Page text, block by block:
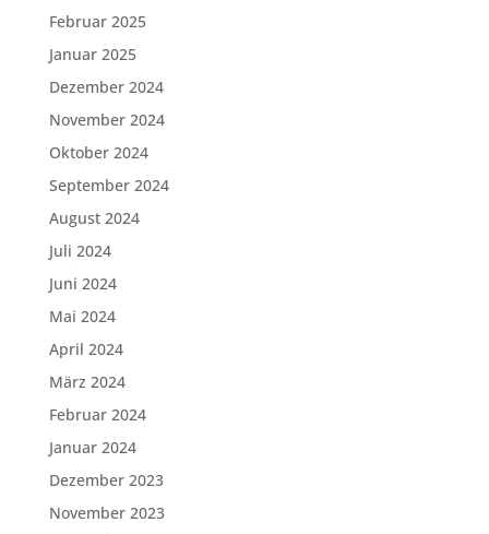
Februar 2025
Januar 2025
Dezember 2024
November 2024
Oktober 2024
September 2024
August 2024
Juli 2024
Juni 2024
Mai 2024
April 2024
März 2024
Februar 2024
Januar 2024
Dezember 2023
November 2023